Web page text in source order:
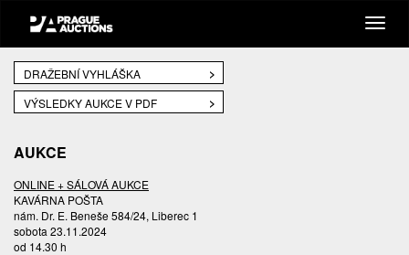
DRAŽEBNÍ VYHLÁŠKA
VÝSLEDKY AUKCE V PDF
AUKCE
ONLINE + SÁLOVÁ AUKCE
KAVÁRNA POŠTA
nám. Dr. E. Beneše 584/24, Liberec 1
sobota 23.11.2024
od 14.30 h